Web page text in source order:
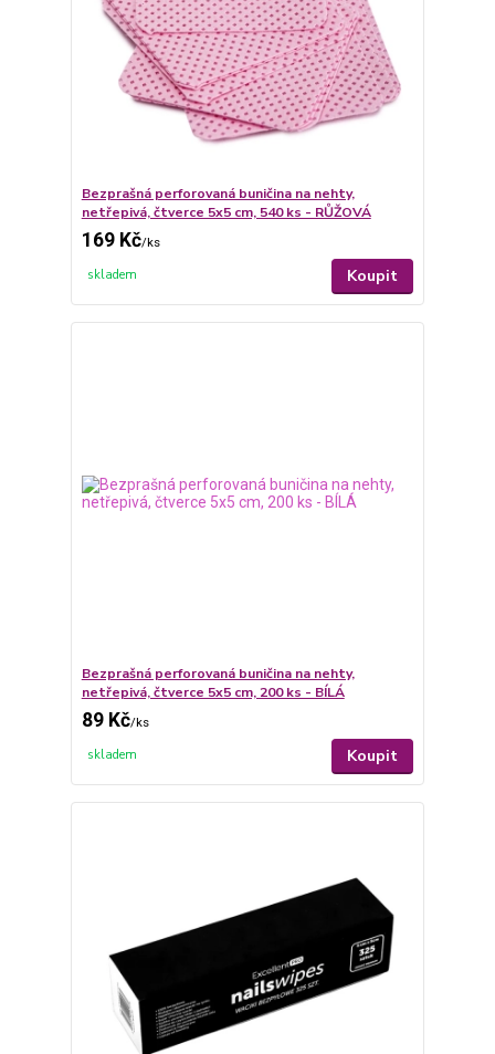
Bezprašná perforovaná buničina na nehty,
netřepivá, čtverce 5x5 cm, 540 ks - RŮŽOVÁ
169 Kč/ks
skladem Koupit
Bezprašná perforovaná buničina na nehty,
netřepivá, čtverce 5x5 cm, 200 ks - BÍLÁ
89 Kč/ks
skladem Koupit